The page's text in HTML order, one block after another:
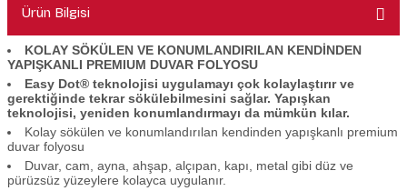
Ürün Bilgisi
KOLAY SÖKÜLEN VE KONUMLANDIRILAN KENDİNDEN
YAPIŞKANLI PREMIUM DUVAR FOLYOSU
Easy Dot® teknolojisi uygulamayı çok kolaylaştırır ve
gerektiğinde tekrar sökülebilmesini sağlar. Yapışkan
teknolojisi, yeniden konumlandırmayı da mümkün kılar.
Kolay sökülen ve konumlandırılan kendinden yapışkanlı premium
duvar folyosu
Duvar, cam, ayna, ahşap, alçıpan, kapı, metal gibi düz ve
pürüzsüz yüzeylere kolayca uygulanır.